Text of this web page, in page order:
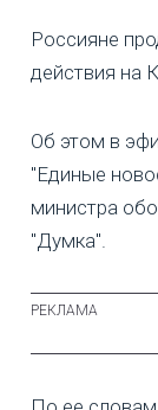
Россияне
действия на
Об этом в
"Единые
министра
"Думка".